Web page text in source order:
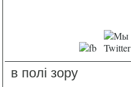
в полі зору